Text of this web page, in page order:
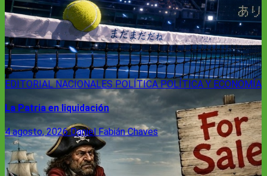
EDITORIALNACIONALES POLÍTICAPOLÍTICA Y ECONOMÍA
La Patria en liquidación
4 agosto, 2026Daniel Fabián Chaves